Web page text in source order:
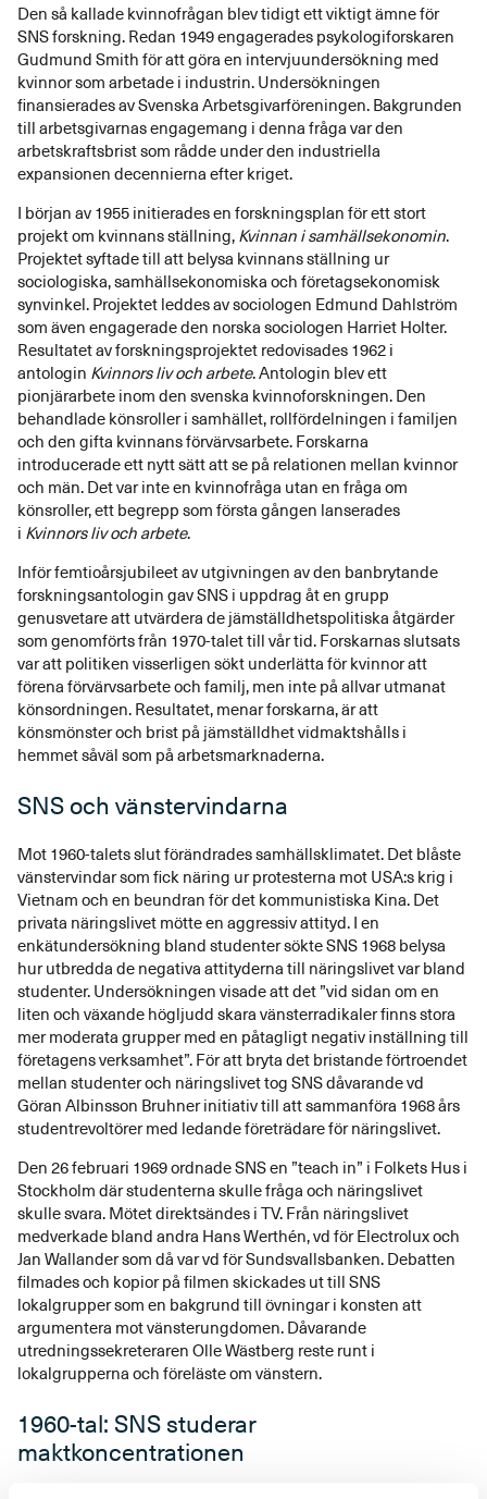
Den så kallade kvinnofrågan blev tidigt ett viktigt ämne för
SNS forskning. Redan 1949 engagerades psykologiforskaren
Gudmund Smith för att göra en intervjuundersökning med
kvinnor som arbetade i industrin. Undersökningen
finansierades av Svenska Arbetsgivarföreningen. Bakgrunden
till arbetsgivarnas engagemang i denna fråga var den
arbetskraftsbrist som rådde under den industriella
expansionen decennierna efter kriget.
I början av 1955 initierades en forskningsplan för ett stort
projekt om kvinnans ställning,Kvinnan i samhällsekonomin.
Projektet syftade till att belysa kvinnans ställning ur
sociologiska, samhällsekonomiska och företagsekonomisk
synvinkel. Projektet leddes av sociologen Edmund Dahlström
som även engagerade den norska sociologen Harriet Holter.
Resultatet av forskningsprojektet redovisades 1962 i
antologin Kvinnors liv och arbete. Antologin blev ett
pionjärarbete inom den svenska kvinnoforskningen. Den
behandlade könsroller i samhället, rollfördelningen i familjen
och den gifta kvinnans förvärvsarbete. Forskarna
introducerade ett nytt sätt att se på relationen mellan kvinnor
och män. Det var inte en kvinnofråga utan en fråga om
könsroller, ett begrepp som första gången lanserades
i Kvinnors liv och arbete.
Inför femtioårsjubileet av utgivningen av den banbrytande
forskningsantologin gav SNS i uppdrag åt en grupp
genusvetare att utvärdera de jämställdhetspolitiska åtgärder
som genomförts från 1970-talet till vår tid. Forskarnas slutsats
var att politiken visserligen sökt underlätta för kvinnor att
förena förvärvsarbete och familj, men inte på allvar utmanat
könsordningen. Resultatet, menar forskarna, är att
könsmönster och brist på jämställdhet vidmaktshålls i
hemmet såväl som på arbetsmarknaderna.
SNS och vänstervindarna
Mot 1960-talets slut förändrades samhällsklimatet. Det blåste
vänstervindar som fick näring ur protesterna mot USA:s krig i
Vietnam och en beundran för det kommunistiska Kina. Det
privata näringslivet mötte en aggressiv attityd. I en
enkätundersökning bland studenter sökte SNS 1968 belysa
hur utbredda de negativa attityderna till näringslivet var bland
studenter. Undersökningen visade att det ”vid sidan om en
liten och växande högljudd skara vänsterradikaler finns stora
mer moderata grupper med en påtagligt negativ inställning till
företagens verksamhet”. För att bryta det bristande förtroendet
mellan studenter och näringslivet tog SNS dåvarande vd
Göran Albinsson Bruhner initiativ till att sammanföra 1968 års
studentrevoltörer med ledande företrädare för näringslivet.
Den 26 februari 1969 ordnade SNS en ”teach in” i Folkets Hus i
Stockholm där studenterna skulle fråga och näringslivet
skulle svara. Mötet direktsändes i TV. Från näringslivet
medverkade bland andra Hans Werthén, vd för Electrolux och
Jan Wallander som då var vd för Sundsvallsbanken. Debatten
filmades och kopior på filmen skickades ut till SNS
lokalgrupper som en bakgrund till övningar i konsten att
argumentera mot vänsterungdomen. Dåvarande
utredningssekreteraren Olle Wästberg reste runt i
lokalgrupperna och föreläste om vänstern.
1960-tal: SNS studerar
maktkoncentrationen